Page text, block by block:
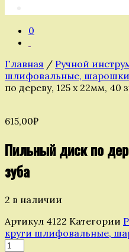
0
Главная / Ручной
шлифовальные,
по дереву, 125 х 22мм, 40
615,00₽
Пильный диск по
зуба
2 в наличии
Артикул 4122 Категории
круги шлифовальные,
Количество